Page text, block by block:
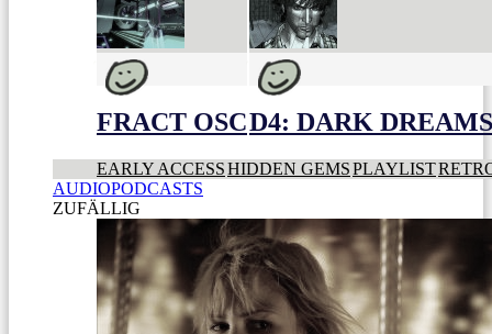
FRACT OSCD4: DARK
EARLY ACCESSHIDDEN GEMSPLAYLIST
AUDIOPODCASTS
ZUFÄLLIG